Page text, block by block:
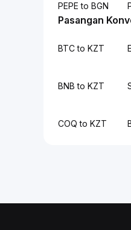
PEPE to BGN
Pasangan
BTC to KZT
BNB to KZT
COQ to KZT